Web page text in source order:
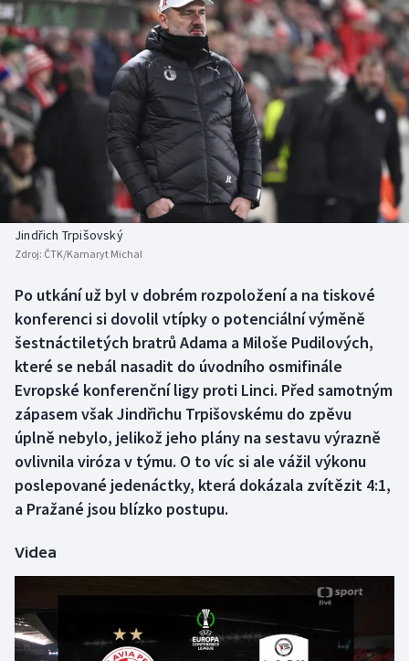
DALŠÍ SPORTY
Americký fotbal
Baseball a softbal
Basketbal
Biatlon
Boby a skeleton
Box
Curling
Dostihy
Florbal
Futsal
Golf
Gymnastika
Házená
Jezdectví
NEPŘEHLÉDNĚTE
Soutěže
Historické návraty
Aplikace ČT sport
AZ kvíz
Jindřich Trpišovský
Zdroj: ČTK/Kamaryt Michal
Po utkání už byl v dobrém rozpoložení a na tiskové
konferenci si dovolil vtípky o potenciální výměně
šestnáctiletých bratrů Adama a Miloše Pudilových,
které se nebál nasadit do úvodního osmifinále
Evropské konferenční ligy proti Linci. Před samotným
zápasem však Jindřichu Trpišovskému do zpěvu
úplně nebylo, jelikož jeho plány na sestavu výrazně
ovlivnila viróza v týmu. O to víc si ale vážil výkonu
poslepované jedenáctky, která dokázala zvítězit 4:1,
a Pražané jsou blízko postupu.
Videa